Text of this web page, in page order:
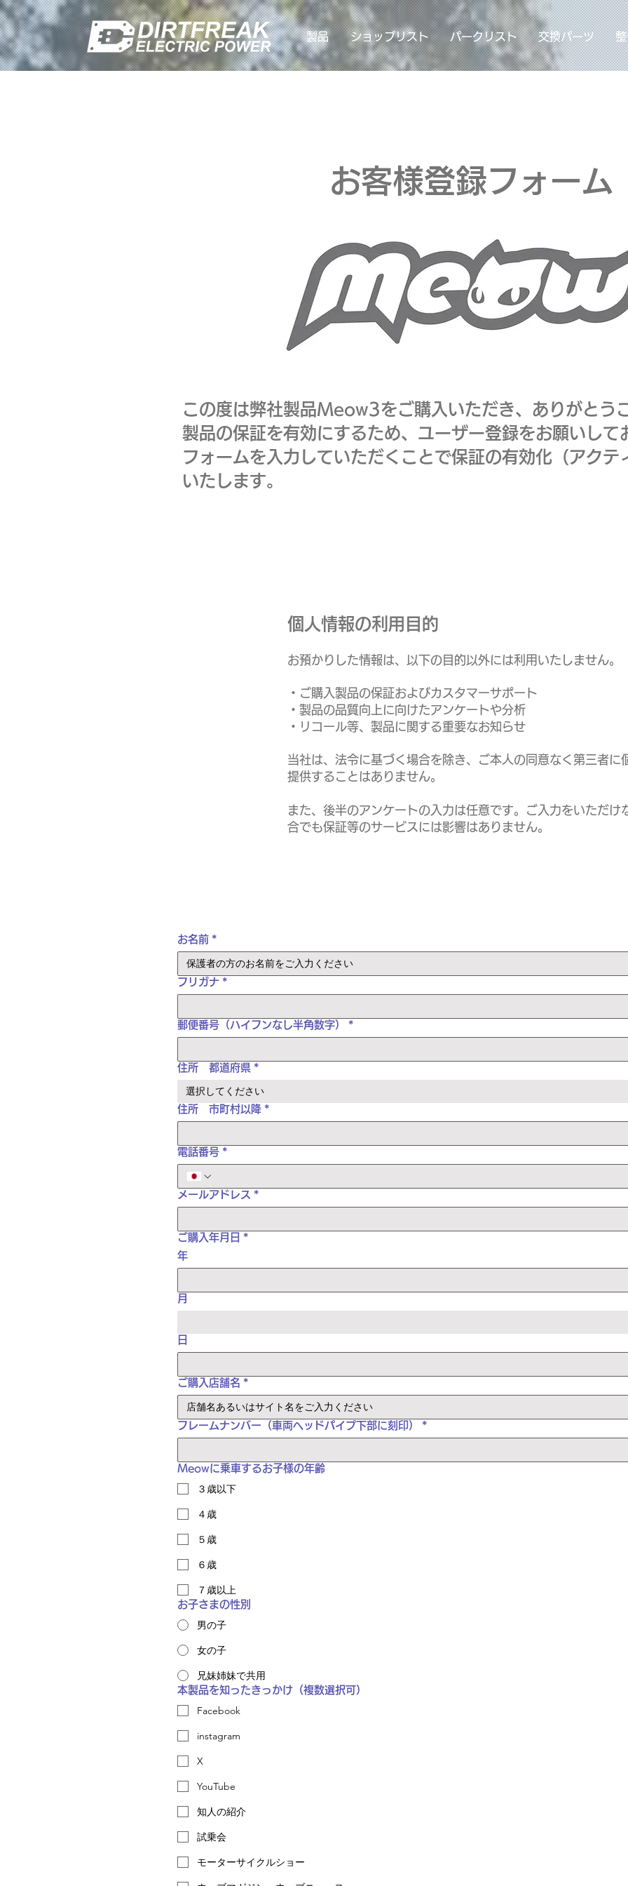
製品 ショップリスト パークリスト 交換パーツ
お客様登録フォーム​
この度は弊社製品Meow3をご購入いただき、ありがとう
製品の保証を有効にするため、ユーザー登録をお願いして
フォームを入力していただくことで保証の有効化（アクテ
いたします。
個人情報の利用目的
お預かりした情報は、以下の目的以外には利用いたしません。
・ご購入製品の保証およびカスタマーサポート
・製品の品質向上に向けたアンケートや分析
・リコール等、製品に関する重要なお知らせ
当社は、法令に基づく場合を除き、ご本人の同意なく第三者に
提供することはありません。
また、後半のアンケートの入力は任意です。ご入力をいただけ
合でも保証等のサービスには影響はありません。
お名前 *
フリガナ *
郵便番号（ハイフンなし半角数字） *
住所 都道府県 *
選択してください
住所 市町村以降 *
電話番号 *
メールアドレス *
ご購入年月日 *
年
月
日
ご購入店舗名 *
フレームナンバー（車両ヘッドパイプ下部に刻印） *
Meowに乗車するお子様の年齢
３歳以下
４歳
５歳
６歳
７歳以上
お子さまの性別
男の子
女の子
兄妹姉妹で共用
本製品を知ったきっかけ（複数選択可）
Facebook
instagram
X
YouTube
知人の紹介
試乗会
モーターサイクルショー